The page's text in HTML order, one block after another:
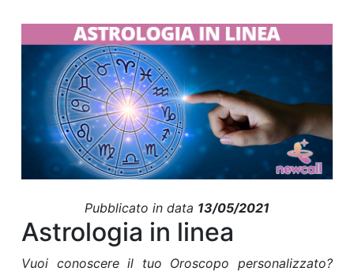
Pubblicato in data 13/05/2021
Astrologia in linea
Vuoi conoscere il tuo Oroscopo personalizzato?